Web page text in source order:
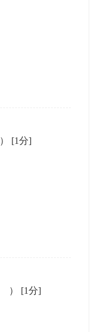
[1分]
） [1分]